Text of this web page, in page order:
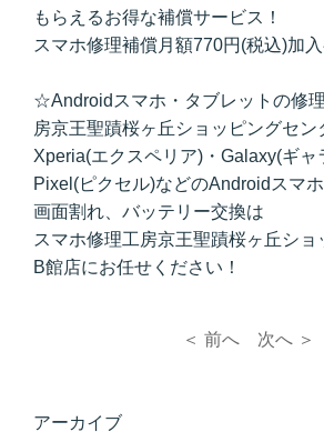
もらえるお得な補償サービス！
スマホ修理補償月額770円(税込)加入
☆Androidスマホ・タブレットの修
房京王聖蹟桜ヶ丘ショッピングセ
Xperia(エクスペリア)・Galaxy(ギャ
Pixel(ピクセル)などのAndroidスマ
画面割れ、バッテリー交換は
スマホ修理工房京王聖蹟桜ヶ丘ショ
B館店にお任せください！
＜ 前へ 次へ ＞
アーカイブ